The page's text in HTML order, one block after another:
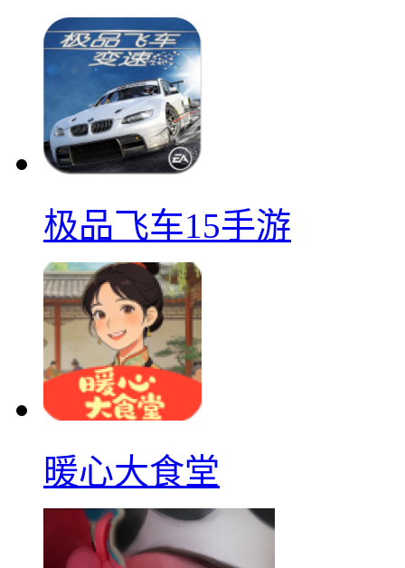
极品飞车15手游
暖心大食堂